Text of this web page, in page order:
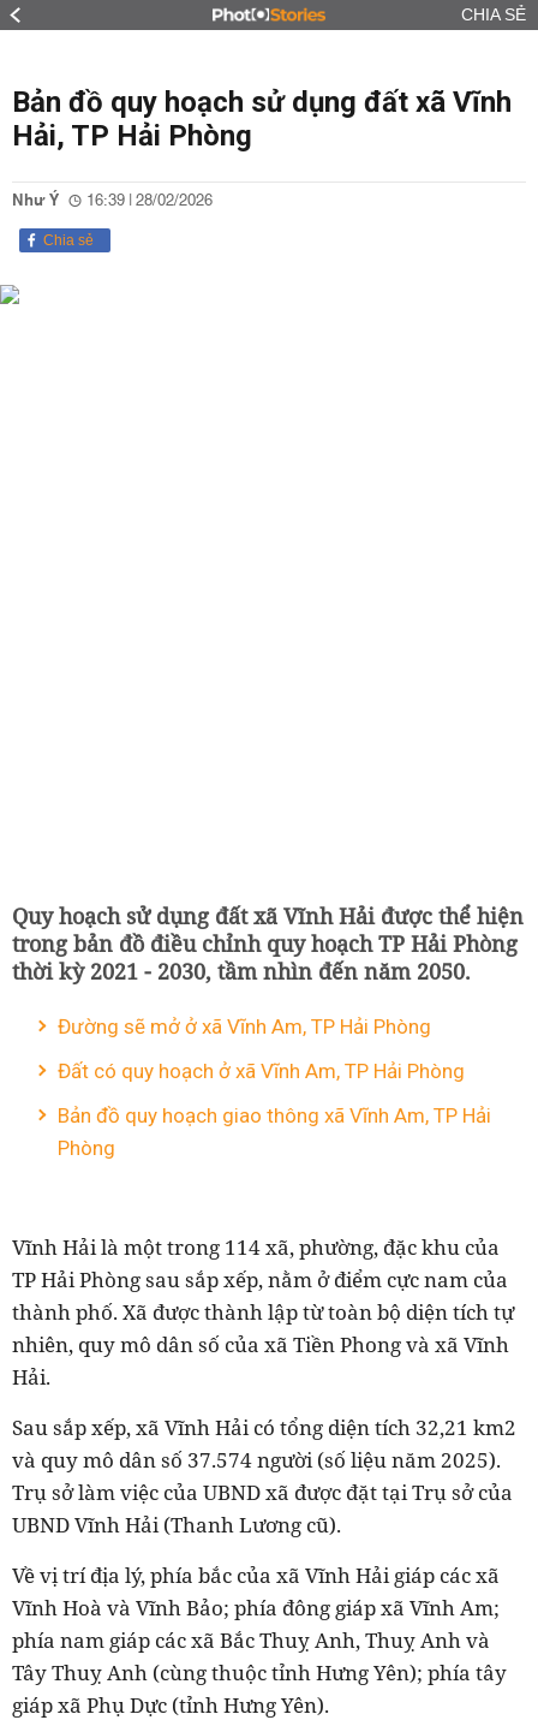
CHIA SẺ
Bản đồ quy hoạch sử dụng đất xã Vĩnh
Hải, TP Hải Phòng
Như Ý 16:39 | 28/02/2026
Chia sẻ
Quy hoạch sử dụng đất xã Vĩnh Hải được thể hiện
trong bản đồ điều chỉnh quy hoạch TP Hải Phòng
thời kỳ 2021 - 2030, tầm nhìn đến năm 2050.
Đường sẽ mở ở xã Vĩnh Am, TP Hải Phòng
Đất có quy hoạch ở xã Vĩnh Am, TP Hải Phòng
Bản đồ quy hoạch giao thông xã Vĩnh Am, TP Hải
Phòng
VĩnhHảilà một trong 114 xã, phường, đặc khu của
TP Hải Phòng sau sắp xếp, nằm ở điểm cựcnam của
thành phố. Xã được thành lập từ toàn bộ diện tích tự
nhiên, quy mô dân số của xã Tiền Phong và xã Vĩnh
Hải.
Sau sắp xếp, xã VĩnhHảicó tổng diện tích 32,21 km2
và quy mô dân số 37.574người (số liệu năm 2025).
Trụ sở làm việc của UBND xã được đặt tạiTrụ sở của
UBND Vĩnh Hải (Thanh Lương cũ).
Về vị trí địa lý, phía bắc của xã VĩnhHải giáp các xã
Vĩnh Hoà và Vĩnh Bảo; phía đông giáp xã Vĩnh Am;
phía nam giáp các xã Bắc Thuỵ Anh, Thuỵ Anh và
Tây Thuỵ Anh (cùng thuộc tỉnh Hưng Yên); phía tây
giáp xã Phụ Dực (tỉnh Hưng Yên).